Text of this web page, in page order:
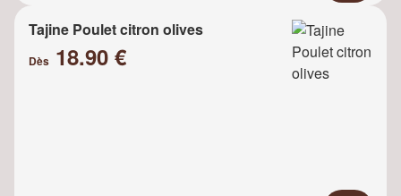
Tajine Poulet citron olives
Dès 18.90 €